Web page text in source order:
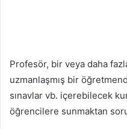
Profesör, bir veya daha
uzmanlaşmış bir
sınavlar vb. içerebilecek
öğrencilere sunmaktan